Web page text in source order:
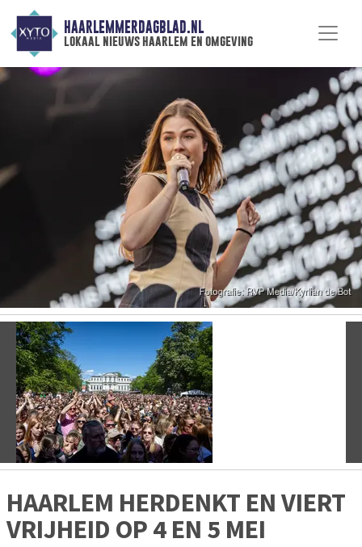
HAARLEMMERDAGBLAD.NL
lokaal nieuws haarlem en omgeving
Vorige
HAARLEM HERDENKT EN VIERT
VRIJHEID OP 4 EN 5 MEI